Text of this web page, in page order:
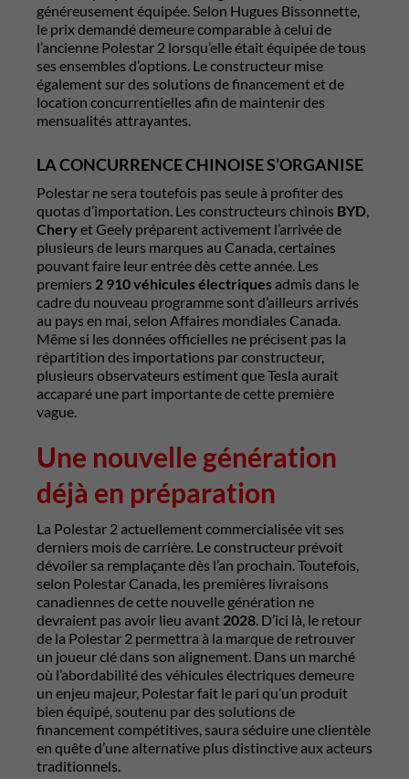
généreusement équipée. Selon Hugues Bissonnette,
le prix demandé demeure comparable à celui de
l’ancienne Polestar 2 lorsqu’elle était équipée de tous
ses ensembles d’options. Le constructeur mise
également sur des solutions de financement et de
location concurrentielles afin de maintenir des
mensualités attrayantes.
LA CONCURRENCE CHINOISE S’ORGANISE
Polestar ne sera toutefois pas seule à profiter des
quotas d’importation. Les constructeurs chinois BYD
Chery et Geely préparent activement l’arrivée de
plusieurs de leurs marques au Canada, certaines
pouvant faire leur entrée dès cette année. Les
premiers 2 910 véhicules électriques admis dans le
cadre du nouveau programme sont d’ailleurs arrivés
au pays en mai, selon Affaires mondiales Canada.
Même si les données officielles ne précisent pas la
répartition des importations par constructeur,
plusieurs observateurs estiment que Tesla aurait
accaparé une part importante de cette première
vague.
Une nouvelle génération
déjà en préparation
La Polestar 2 actuellement commercialisée vit ses
derniers mois de carrière. Le constructeur prévoit
dévoiler sa remplaçante dès l’an prochain. Toutefois,
selon Polestar Canada, les premières livraisons
canadiennes de cette nouvelle génération ne
devraient pas avoir lieu avant 2028. D’ici là, le retour
de la Polestar 2 permettra à la marque de retrouver
un joueur clé dans son alignement. Dans un marché
où l’abordabilité des véhicules électriques demeure
un enjeu majeur, Polestar fait le pari qu’un produit
bien équipé, soutenu par des solutions de
financement compétitives, saura séduire une clientèle
en quête d’une alternative plus distinctive aux acteurs
traditionnels.